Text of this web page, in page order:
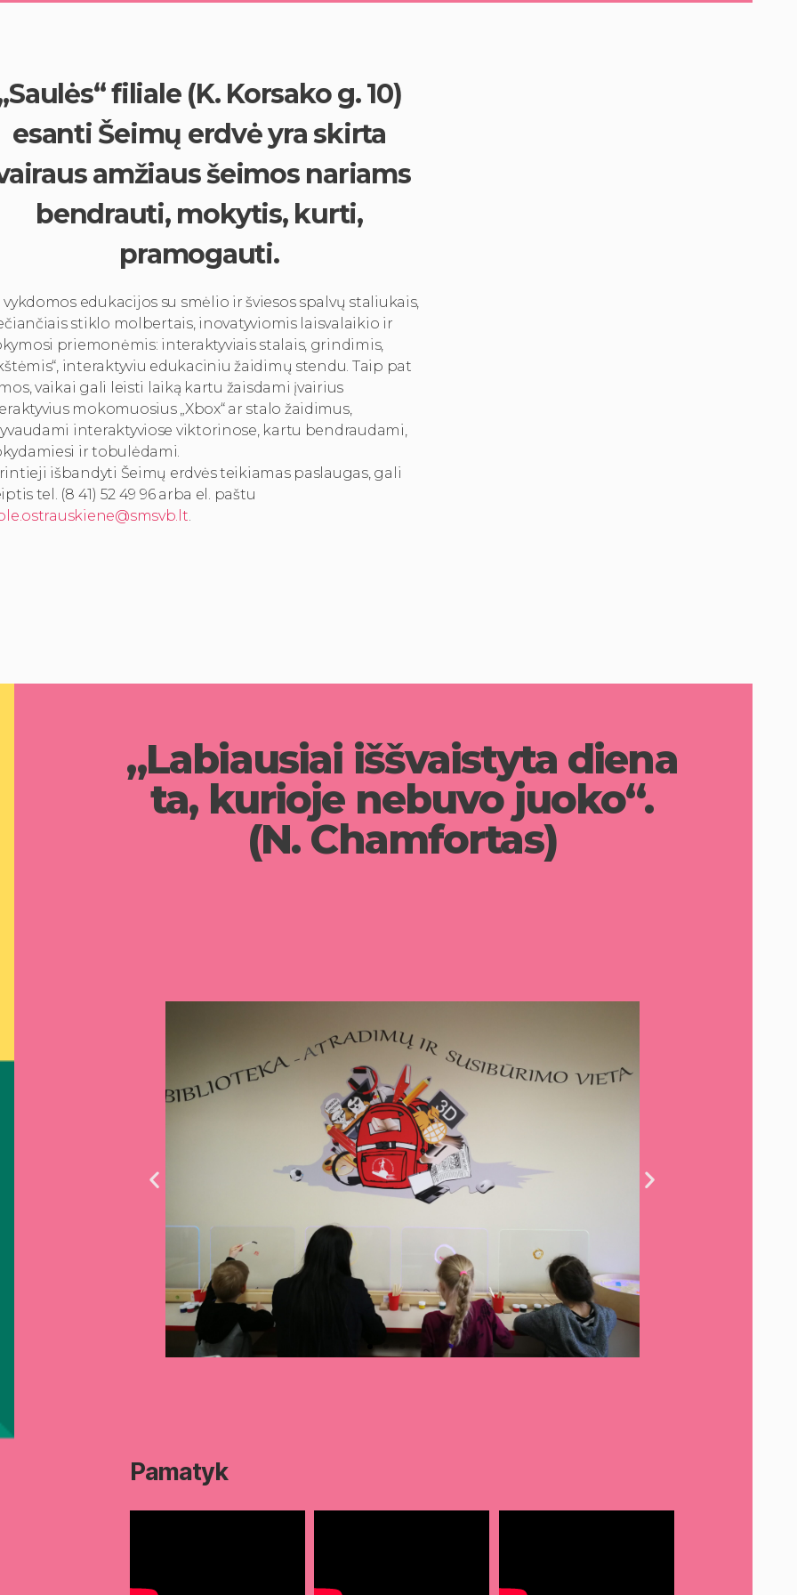
filiale (K. Korsako g. 10)
esanti Šeimų erdvė yra skirta
amžiaus šeimos nariams
bendrauti, mokytis, kurti,
pramogauti.
vykdomos edukacijos su smėlio ir šviesos spalvų staliukais,
stiklo molbertais, inovatyviomis laisvalaikio ir
priemonėmis: interaktyviais stalais, grindimis,
interaktyviu edukaciniu žaidimų stendu. Taip pat
vaikai gali leisti laiką kartu žaisdami įvairius
mokomuosius „Xbox“ ar stalo žaidimus,
interaktyviose viktorinose, kartu bendraudami,
ir tobulėdami.
išbandyti Šeimų erdvės teikiamas paslaugas, gali
tel. (8 41) 52 49 96 arba el. paštu
.
„Labiausiai iššvaistyta diena
ta, kurioje nebuvo juoko“.
(N. Chamfortas)
Pamatyk